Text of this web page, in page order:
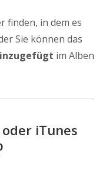
finden, in dem es
Sie können das
im Alben
iTunes